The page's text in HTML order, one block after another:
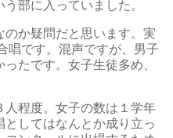
部に入っていました。
か疑問だと思います。実
唱です。混声ですが、男子
たです。女子生徒多め、
人程度。女子の数は１学年
してはなんとか成り立っ